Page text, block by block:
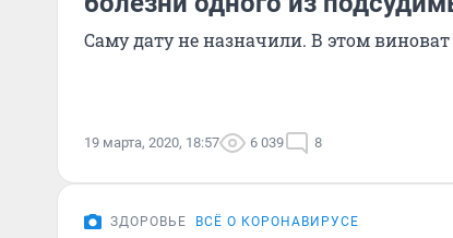
Саму дату не назначили. В этом
19 марта, 2020, 18:57 6 039 8
ЗДОРОВЬЕ ВСЁ О КОРОНАВИРУСЕ